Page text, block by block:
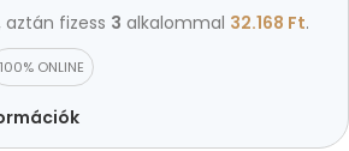
aztán fizess 3 alkalommal 32.168 Ft.
100% ONLINE